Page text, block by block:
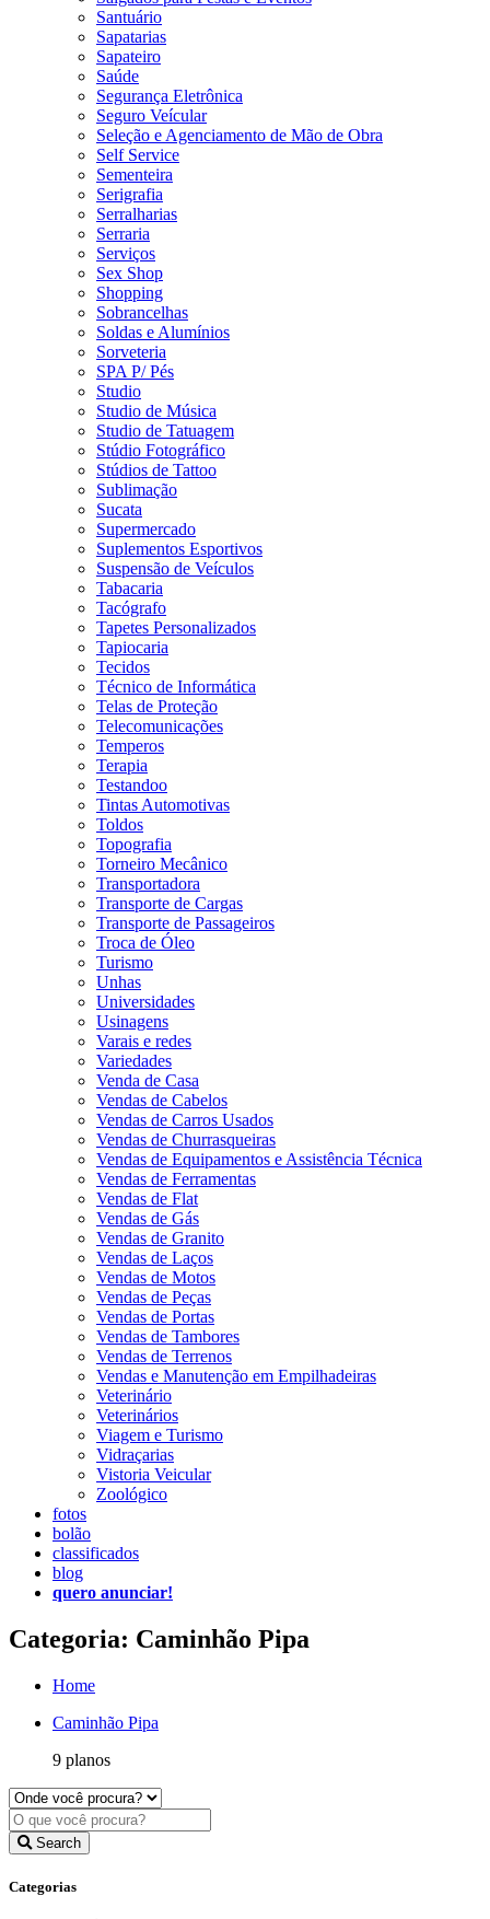
Santuário
Sapatarias
Sapateiro
Saúde
Segurança Eletrônica
Seguro Veícular
Seleção e Agenciamento de Mão de Obra
Self Service
Sementeira
Serigrafia
Serralharias
Serraria
Serviços
Sex Shop
Shopping
Sobrancelhas
Soldas e Alumínios
Sorveteria
SPA P/ Pés
Studio
Studio de Música
Studio de Tatuagem
Stúdio Fotográfico
Stúdios de Tattoo
Sublimação
Sucata
Supermercado
Suplementos Esportivos
Suspensão de Veículos
Tabacaria
Tacógrafo
Tapetes Personalizados
Tapiocaria
Tecidos
Técnico de Informática
Telas de Proteção
Telecomunicações
Temperos
Terapia
Testandoo
Tintas Automotivas
Toldos
Topografia
Torneiro Mecânico
Transportadora
Transporte de Cargas
Transporte de Passageiros
Troca de Óleo
Turismo
Unhas
Universidades
Usinagens
Varais e redes
Variedades
Venda de Casa
Vendas de Cabelos
Vendas de Carros Usados
Vendas de Churrasqueiras
Vendas de Equipamentos e Assistência Técnica
Vendas de Ferramentas
Vendas de Flat
Vendas de Gás
Vendas de Granito
Vendas de Laços
Vendas de Motos
Vendas de Peças
Vendas de Portas
Vendas de Tambores
Vendas de Terrenos
Vendas e Manutenção em Empilhadeiras
Veterinário
Veterinários
Viagem e Turismo
Vidraçarias
Vistoria Veicular
Zoológico
fotos
bolão
classificados
blog
quero anunciar!
Categoria: Caminhão Pipa
Home
Caminhão Pipa
9 planos
Search
Categorias